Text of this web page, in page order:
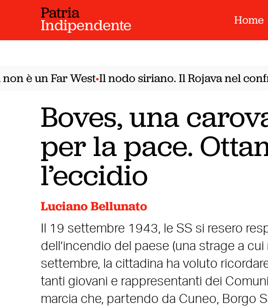
Patria
Indipendente Home
è un Far West•Il nodo siriano. Il Rojava nel
Boves, una
per la pace.
l’eccidio
Luciano Bellunato
Il 19 settembre 1943, le SS si resero
dell’incendio del paese (una strage a
settembre, la cittadina ha voluto
tanti giovani e rappresentanti dei
marcia che, partendo da Cuneo, Borgo